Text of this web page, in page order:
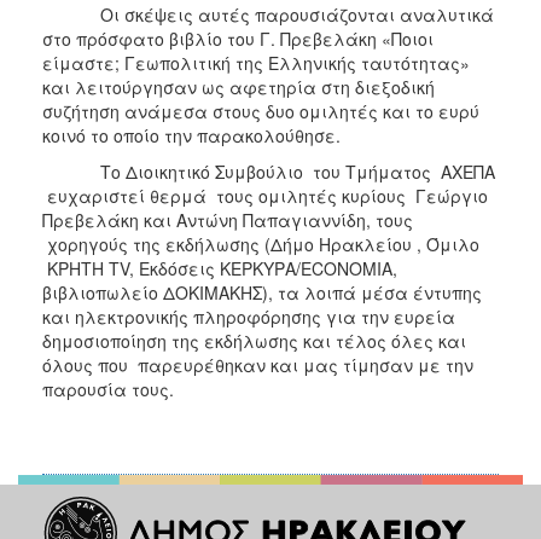
Οι σκέψεις αυτές παρουσιάζονται αναλυτικά
στο πρόσφατο βιβλίο του Γ. Πρεβελάκη «Ποιοι
είμαστε; Γεωπολιτική της Ελληνικής ταυτότητας»
και λειτούργησαν ως αφετηρία στη διεξοδική
συζήτηση ανάμεσα στους δυο ομιλητές και το ευρύ
κοινό το οποίο την παρακολούθησε.
Το Διοικητικό Συμβούλιο του Τμήματος ΑΧΕΠΑ
ευχαριστεί θερμά τους ομιλητές κυρίους Γεώργιο
Πρεβελάκη και Αντώνη Παπαγιαννίδη, τους
χορηγούς της εκδήλωσης (Δήμο Ηρακλείου , Όμιλο
ΚΡΗΤΗ ΤV, Εκδόσεις ΚΕΡΚΥΡΑ/ECONOMIA,
βιβλιοπωλείο ΔΟΚΙΜΑΚΗΣ), τα λοιπά μέσα έντυπης
και ηλεκτρονικής πληροφόρησης για την ευρεία
δημοσιοποίηση της εκδήλωσης και τέλος όλες και
όλους που παρευρέθηκαν και μας τίμησαν με την
παρουσία τους.